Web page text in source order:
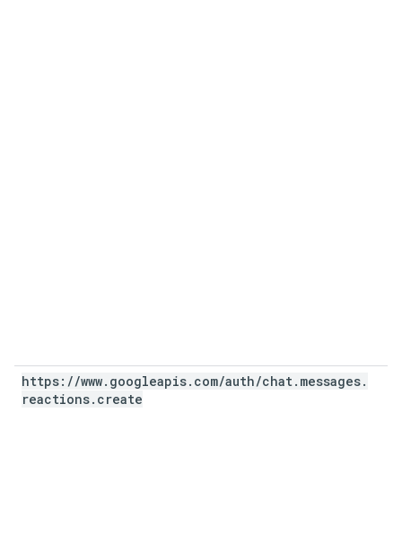
https: //www. googleapis. com/auth/chat. messages.
reactions. create